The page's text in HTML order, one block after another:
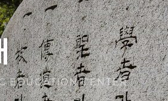
EDUCATION CENTER